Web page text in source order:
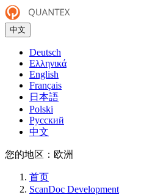
中文
Deutsch
Ελληνικά
English
Français
日本語
Polski
Русский
中文
您的地区： 欧洲
首页
ScanDoc Development